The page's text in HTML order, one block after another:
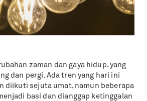
zaman dan gaya hidup, yang
dan pergi. Ada tren yang hari ini
diikuti sejuta umat, namun beberapa
basi dan dianggap ketinggalan